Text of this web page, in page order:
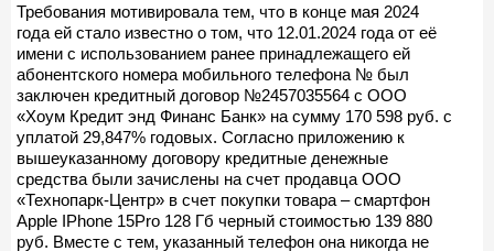
Требования мотивировала тем, что в конце мая 2024
года ей стало известно о том, что 12.01.2024 года от её
имени с использованием ранее принадлежащего ей
абонентского номера мобильного телефона № был
заключен кредитный договор №2457035564 с ООО
«Хоум Кредит энд Финанс Банк» на сумму 170 598 руб. с
уплатой 29,847% годовых. Согласно приложению к
вышеуказанному договору кредитные денежные
средства были зачислены на счет продавца ООО
«Технопарк-Центр» в счет покупки товара – смартфон
Apple IPhone 15Pro 128 Гб черный стоимостью 139 880
руб. Вместе с тем, указанный телефон она никогда не